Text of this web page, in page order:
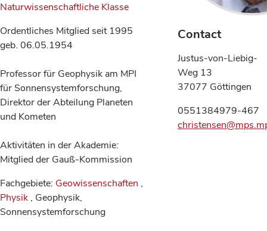
Naturwissenschaftliche Klasse
Ordentliches Mitglied seit 1995
geb. 06.05.1954
Professor für Geophysik am MPI
für Sonnensystemforschung,
Direktor der Abteilung Planeten
und Kometen
Aktivitäten in der Akademie:
Mitglied der Gauß-Kommission
Fachgebiete: Geowissenschaften ,
Physik , Geophysik,
Sonnensystemforschung
Contact
Justus-von-Liebig-
Weg 13
37077 Göttingen
0551384979-467